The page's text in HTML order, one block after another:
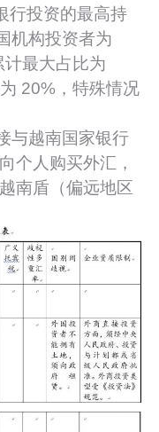
行投资的最高持
机构投资者为
最大占比为
20%，特殊情况
与越南国家银行
个人购买外汇，
南盾（偏远地区